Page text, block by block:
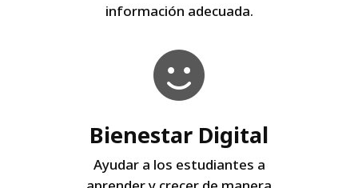
información adecuada.
Bienestar Digital
Ayudar a los estudiantes a